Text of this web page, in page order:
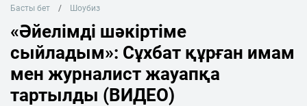
Басты бет Шоубиз
«Әйелімді шәкіртіме
сыйладым»: Сұхбат құрған имам
мен журналист жауапқа
тартылды (ВИДЕО)